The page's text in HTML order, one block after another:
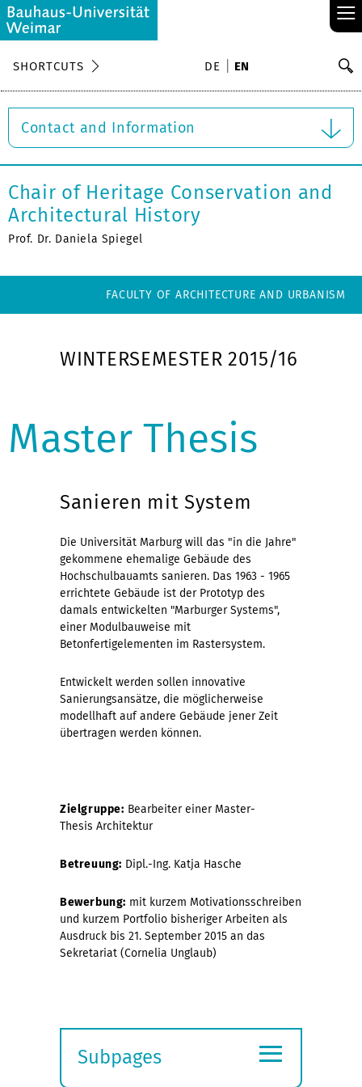
≡
SHORTCUTS DE EN
Contact and Information
Chair of Heritage Conservation and
Architectural History
Prof. Dr. Daniela Spiegel
FACULTY OF ARCHITECTURE AND URBANISM
WINTERSEMESTER 2015/16
Master Thesis
Sanieren mit System
Die Universität Marburg will das "in die Jahre"
gekommene ehemalige Gebäude des
Hochschulbauamts sanieren. Das 1963 - 1965
errichtete Gebäude ist der Prototyp des
damals entwickelten "Marburger Systems",
einer Modulbauweise mit
Betonfertigelementen im Rastersystem.
Entwickelt werden sollen innovative
Sanierungsansätze, die möglicherweise
modellhaft auf andere Gebäude jener Zeit
übertragen werden können.
Zielgruppe: Bearbeiter einer Master-
Thesis Architektur
Betreuung: Dipl.-Ing. Katja Hasche
Bewerbung: mit kurzem Motivationsschreiben
und kurzem Portfolio bisheriger Arbeiten als
Ausdruck bis 21. September 2015 an das
Sekretariat (Cornelia Unglaub)
Subpages
≡